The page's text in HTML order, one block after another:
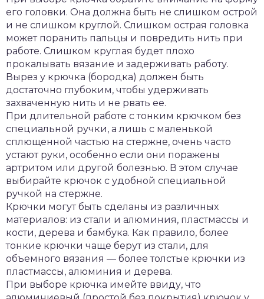
его головки. Она должна быть не слишком острой
и не слишком круглой. Слишком острая головка
может поранить пальцы и повредить нить при
работе. Слишком круглая будет плохо
прокалывать вязание и задерживать работу.
Вырез у крючка (бородка) должен быть
достаточно глубоким, чтобы удерживать
захваченную нить и не рвать ее.
При длительной работе с тонким крючком без
специальной ручки, а лишь с маленькой
сплющенной частью на стержне, очень часто
устают руки, особенно если они поражены
артритом или другой болезнью. В этом случае
выбирайте крючок с удобной специальной
ручкой на стержне.
Крючки могут быть сделаны из различных
материалов: из стали и алюминия, пластмассы и
кости, дерева и бамбука. Как правило, более
тонкие крючки чаще берут из стали, для
объемного вязания — более толстые крючки из
пластмассы, алюминия и дерева.
При выборе крючка имейте ввиду, что